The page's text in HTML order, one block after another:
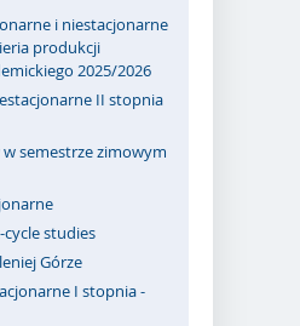
i niestacjonarne
produkcji
2025/2026
II stopnia
semestrze zimowym
studies
Górze
I stopnia -